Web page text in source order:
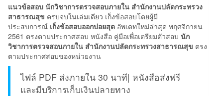
แนวข้อสอบ นักวิชาการตรวจสอบภายใน สำนักงานปลัดกระทรวง
สาธารณสุข ครบจบในเล่มเดียว เก็งข้อสอบโดยผู้มี
ประสบการณ์ เก็งข้อสอบออกบ่อยสุด อัพเดทใหม่ล่าสุด พฤศจิกายน
2561 ตรงตามประกาศสอบ หนังสือ คู่มือเพื่อเตรียมตัวสอบ นัก
วิชาการตรวจสอบภายใน สำนักงานปลัดกระทรวงสาธารณสุข ตรง
ตามประกาศสอบของหน่วยงาน
ไฟล์ PDF ส่งภายใน 30 นาที| หนังสือส่งฟรี
และมีบริการเก็บเงินปลายทาง